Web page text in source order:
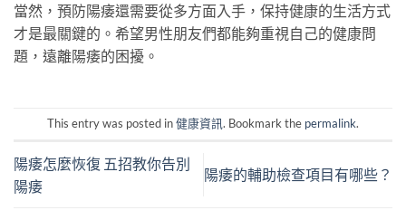
當然，預防陽痿還需要從多方面入手，保持健康的生活方式
才是最關鍵的。希望男性朋友們都能夠重視自己的健康問
題，遠離陽痿的困擾。
This entry was posted in健康資訊. Bookmark the permalink.
陽痿怎麼恢復 五招教你告別
陽痿
陽痿的輔助檢查項目有哪些？